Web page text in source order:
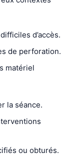
d’accès.
de perforation.
matériel
la séance.
ou obturés.